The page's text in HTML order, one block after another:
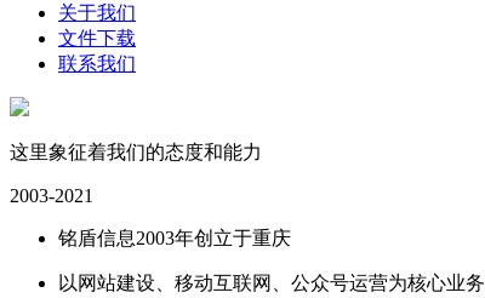
关于我们
文件下载
联系我们
这里象征着我们的态度和能力
2003-2021
铭盾信息2003年创立于重庆
以网站建设、移动互联网、公众号运营为核心业务